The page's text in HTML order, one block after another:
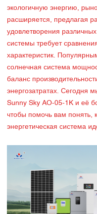
экологичную энергию,
расширяется, предлагая
удовлетворения
системы требует
характеристик.
солнечная система
баланс
энергозатратах. Сегодня
Sunny Sky AO-05-1K и её
чтобы помочь вам понять,
энергетическая система